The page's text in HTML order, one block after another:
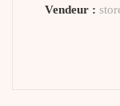
Vendeur :